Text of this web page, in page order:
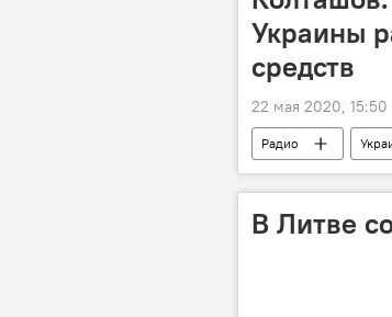
Украины
средств
22 мая 2020, 15:50
Радио
В Литве